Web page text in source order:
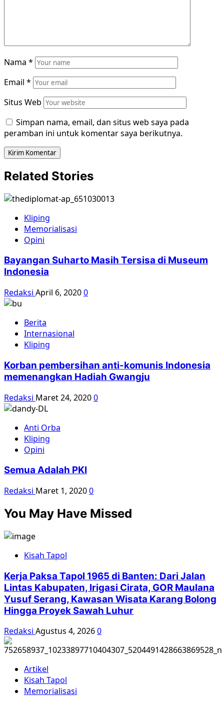
Nama *
Email *
Situs Web
Simpan nama, email, dan situs web saya pada
peramban ini untuk komentar saya berikutnya.
Related Stories
Kliping
Memorialisasi
Opini
Bayangan Suharto Masih Tersisa di Museum
Indonesia
Redaksi April 6, 20200
Berita
Internasional
Kliping
Korban pembersihan anti-komunis Indonesia
memenangkan Hadiah Gwangju
Redaksi Maret 24, 20200
Anti Orba
Kliping
Opini
Semua Adalah PKI
Redaksi Maret 1, 20200
You May Have Missed
Kisah Tapol
Kerja Paksa Tapol 1965 di Banten: Dari Jalan
Lintas Kabupaten, Irigasi Cirata, GOR Maulana
Yusuf Serang, Kawasan Wisata Karang Bolong
Hingga Proyek Sawah Luhur
Redaksi Agustus 4, 20260
Artikel
Kisah Tapol
Memorialisasi